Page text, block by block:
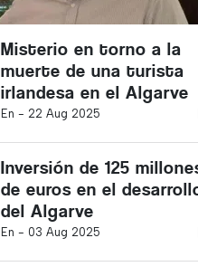
Misterio en torno a la
muerte de una turista
irlandesa en el Algarve
En - 22 Aug 2025
Inversión de 125
de euros en el
del Algarve
En - 03 Aug 2025